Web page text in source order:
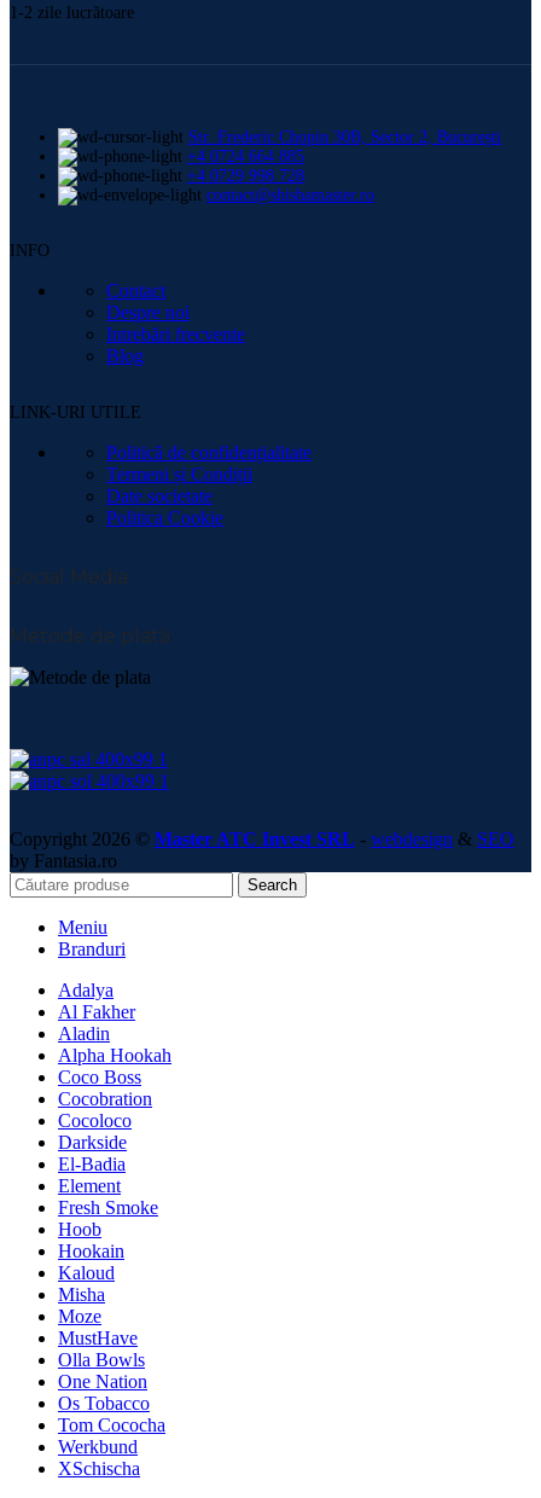
1-2 zile lucrătoare
Str. Frederic Chopin 30B, Sector 2, București
+4 0724 664 885
+4 0729 998 728
contact@shishamaster.ro
INFO
Contact
Despre noi
Intrebări frecvente
Blog
LINK-URI UTILE
Politică de confidențialitate
Termeni și Condiții
Date societate
Politica Cookie
Social Media:
Metode de plată:
Copyright 2026 © Master ATC Invest SRL - webdesign & SEO
by Fantasia.ro
Search
Meniu
Branduri
Adalya
Al Fakher
Aladin
Alpha Hookah
Coco Boss
Cocobration
Cocoloco
Darkside
El-Badia
Element
Fresh Smoke
Hoob
Hookain
Kaloud
Misha
Moze
MustHave
Olla Bowls
One Nation
Os Tobacco
Tom Cococha
Werkbund
XSchischa